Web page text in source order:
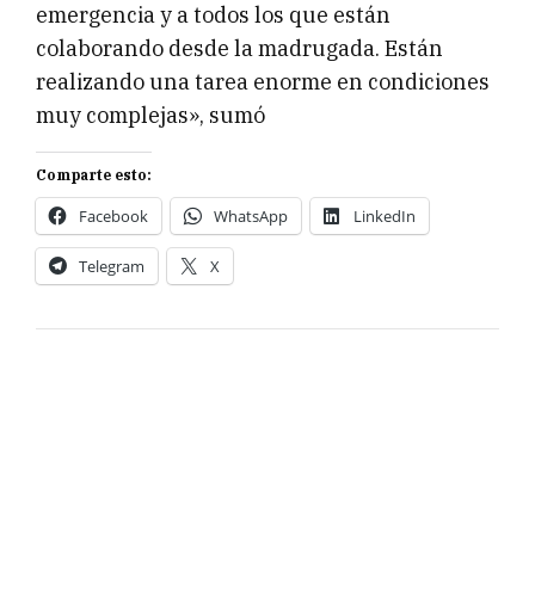
emergencia y a todos los que están
colaborando desde la madrugada. Están
realizando una tarea enorme en condiciones
muy complejas», sumó
Comparte esto:
Facebook WhatsApp LinkedIn
Telegram X